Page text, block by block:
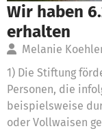
Wir haben
erhalten
Melanie
1) Die Stiftung
Personen, die
beispielsweise
oder Vollwaisen